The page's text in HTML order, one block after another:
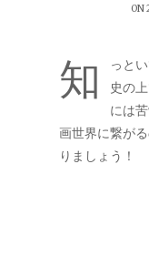
ON
知
っと
史の
には
画世界に繋が
りましょう！